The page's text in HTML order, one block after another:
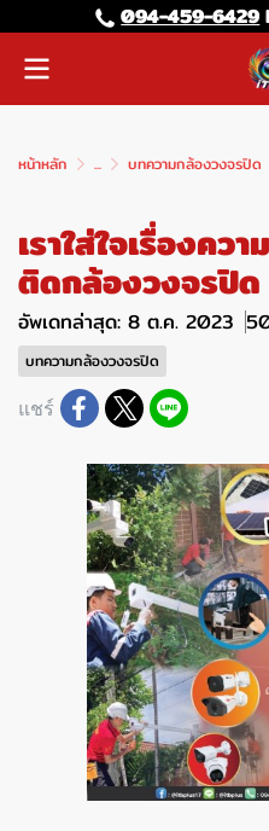
094-459-6429
หน้าหลัก ... บทความกล้องวงจรปิด
เราใส่ใจเรื่องคว
ติดกล้องวงจรปิด
อัพเดทล่าสุด: 8 ต.ค. 2023
บทความกล้องวงจรปิด
แชร์